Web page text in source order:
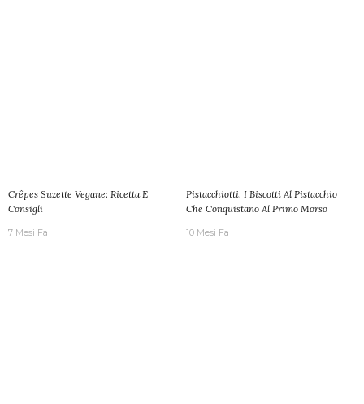
Crêpes Suzette Vegane: Ricetta E
Consigli
7 Mesi Fa
Pistacchiotti: I Biscotti Al Pistacchio
Che Conquistano Al Primo Morso
10 Mesi Fa